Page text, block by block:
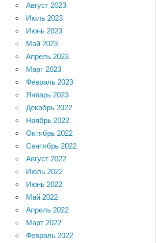
Август 2023
Июль 2023
Июнь 2023
Май 2023
Апрель 2023
Март 2023
Февраль 2023
Январь 2023
Декабрь 2022
Ноябрь 2022
Октябрь 2022
Сентябрь 2022
Август 2022
Июль 2022
Июнь 2022
Май 2022
Апрель 2022
Март 2022
Февраль 2022